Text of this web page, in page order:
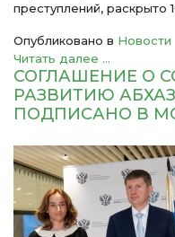
преступлений, раскрыто
Опубликовано в Новости
Читать далее ...
СОГЛАШЕНИЕ О
РАЗВИТИЮ
ПОДПИСАНО В